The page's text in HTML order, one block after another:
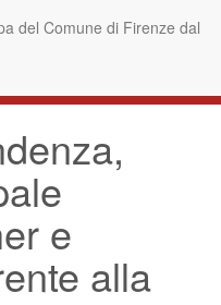
del Comune di Firenze dal
e
alla